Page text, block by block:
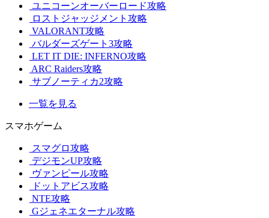
ユニコーンオーバーロード攻略
ロストジャッジメント攻略
VALORANT攻略
バルダーズゲート3攻略
LET IT DIE: INFERNO攻略
ARC Raiders攻略
サブノーティカ2攻略
一覧を見る
スマホゲーム
スマグロ攻略
デジモンUP攻略
ヴァンピール攻略
ドットアビス攻略
NTE攻略
Gジェネエターナル攻略